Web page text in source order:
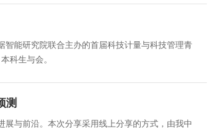
智能研究院联合主办的首届科技计量与科技管理青
科生与会。
测
与前沿。本次分享采用线上分享的方式，由我中